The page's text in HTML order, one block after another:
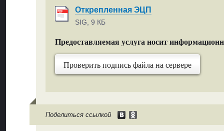
Открепленная ЭЦП
SIG, 9 КБ
Предоставляемая услуга носит
Проверить подпись файла на сервере
Поделиться ссылкой